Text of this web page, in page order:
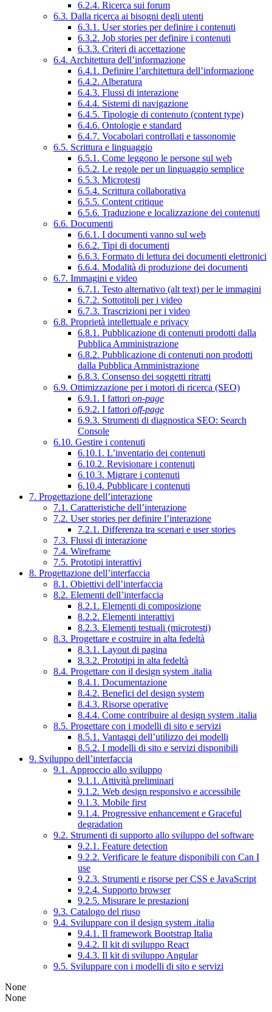
6.2.4. Ricerca sui forum
6.3. Dalla ricerca ai bisogni degli utenti
6.3.1. User stories per definire i contenuti
6.3.2. Job stories per definire i contenuti
6.3.3. Criteri di accettazione
6.4. Architettura dell’informazione
6.4.1. Definire l’architettura dell’informazione
6.4.2. Alberatura
6.4.3. Flussi di interazione
6.4.4. Sistemi di navigazione
6.4.5. Tipologie di contenuto (content type)
6.4.6. Ontologie e standard
6.4.7. Vocabolari controllati e tassonomie
6.5. Scrittura e linguaggio
6.5.1. Come leggono le persone sul web
6.5.2. Le regole per un linguaggio semplice
6.5.3. Microtesti
6.5.4. Scrittura collaborativa
6.5.5. Content critique
6.5.6. Traduzione e localizzazione dei contenuti
6.6. Documenti
6.6.1. I documenti vanno sul web
6.6.2. Tipi di documenti
6.6.3. Formato di lettura dei documenti elettronici
6.6.4. Modalità di produzione dei documenti
6.7. Immagini e video
6.7.1. Testo alternativo (alt text) per le immagini
6.7.2. Sottotitoli per i video
6.7.3. Trascrizioni per i video
6.8. Proprietà intellettuale e privacy
6.8.1. Pubblicazione di contenuti prodotti dalla
Pubblica Amministrazione
6.8.2. Pubblicazione di contenuti non prodotti
dalla Pubblica Amministrazione
6.8.3. Consenso dei soggetti ritratti
6.9. Ottimizzazione per i motori di ricerca (SEO)
6.9.1. I fattori on-page
6.9.2. I fattori off-page
6.9.3. Strumenti di diagnostica SEO: Search
Console
6.10. Gestire i contenuti
6.10.1. L’inventario dei contenuti
6.10.2. Revisionare i contenuti
6.10.3. Migrare i contenuti
6.10.4. Pubblicare i contenuti
7. Progettazione dell’interazione
7.1. Caratteristiche dell’interazione
7.2. User stories per definire l’interazione
7.2.1. Differenza tra scenari e user stories
7.3. Flussi di interazione
7.4. Wireframe
7.5. Prototipi interattivi
8. Progettazione dell’interfaccia
8.1. Obiettivi dell’interfaccia
8.2. Elementi dell’interfaccia
8.2.1. Elementi di composizione
8.2.2. Elementi interattivi
8.2.3. Elementi testuali (microtesti)
8.3. Progettare e costruire in alta fedeltà
8.3.1. Layout di pagina
8.3.2. Prototipi in alta fedeltà
8.4. Progettare con il design system .italia
8.4.1. Documentazione
8.4.2. Benefici del design system
8.4.3. Risorse operative
8.4.4. Come contribuire al design system .italia
8.5. Progettare con i modelli di sito e servizi
8.5.1. Vantaggi dell’utilizzo dei modelli
8.5.2. I modelli di sito e servizi disponibili
9. Sviluppo dell’interfaccia
9.1. Approccio allo sviluppo
9.1.1. Attività preliminari
9.1.2. Web design responsivo e accessibile
9.1.3. Mobile first
9.1.4. Progressive enhancement e Graceful
degradation
9.2. Strumenti di supporto allo sviluppo del software
9.2.1. Feature detection
9.2.2. Verificare le feature disponibili con Can I
use
9.2.3. Strumenti e risorse per CSS e JavaScript
9.2.4. Supporto browser
9.2.5. Misurare le prestazioni
9.3. Catalogo del riuso
9.4. Sviluppare con il design system .italia
9.4.1. Il framework Bootstrap Italia
9.4.2. Il kit di sviluppo React
9.4.3. Il kit di sviluppo Angular
9.5. Sviluppare con i modelli di sito e servizi
None
None